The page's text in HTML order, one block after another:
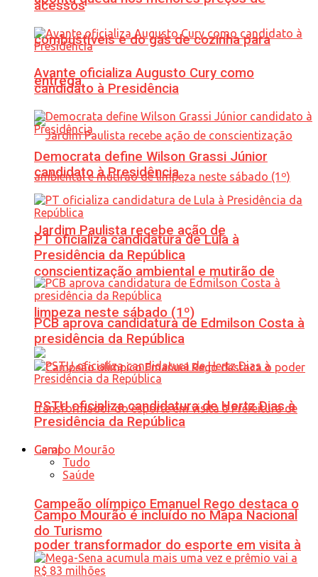
combustíveis e do gás de cozinha para
entrega
Jardim Paulista recebe ação de
conscientização ambiental e mutirão de
limpeza neste sábado (1º)
Campeão olímpico Emanuel Rego destaca o
poder transformador do esporte em visita à
acessos
Avante oficializa Augusto Cury como
candidato à Presidência
Democrata define Wilson Grassi Júnior
candidato à Presidência
PT oficializa candidatura de Lula à
Presidência da República
PCB aprova candidatura de Edmilson Costa à
presidência da República
PSTU oficializa candidatura de Hertz Dias à
Presidência da República
Geral
Tudo
Saúde
Campo Mourão é incluído no Mapa Nacional
do Turismo